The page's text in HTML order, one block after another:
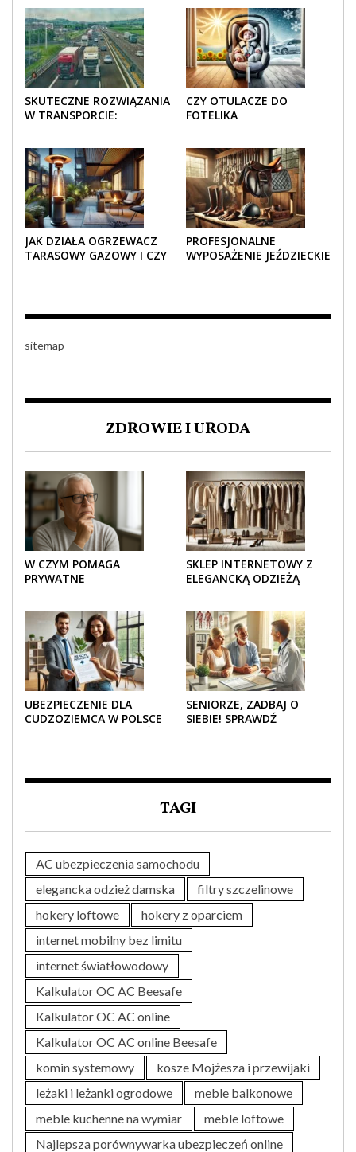
SKUTECZNE ROZWIĄZANIA
W TRANSPORCIE:
CZY OTULACZE DO
FOTELIKA
ZIMĄ?
JAK DZIAŁA OGRZEWACZ
TARASOWY GAZOWY I CZY
PROFESJONALNE
WYPOSAŻENIE JEŹDZIECKIE
sitemap
ZDROWIE I URODA
W CZYM POMAGA
PRYWATNE
SKLEP INTERNETOWY Z
ELEGANCKĄ ODZIEŻĄ
UBEZPIECZENIE DLA
CUDZOZIEMCA W POLSCE
SENIORZE, ZADBAJ O
SIEBIE! SPRAWDŹ
TAGI
AC ubezpieczenia samochodu
elegancka odzież damska
filtry szczelinowe
hokery loftowe
hokery z oparciem
internet mobilny bez limitu
internet światłowodowy
Kalkulator OC AC Beesafe
Kalkulator OC AC online
Kalkulator OC AC online Beesafe
komin systemowy
kosze Mojżesza i przewijaki
leżaki i leżanki ogrodowe
meble balkonowe
meble kuchenne na wymiar
meble loftowe
Najlepsza porównywarka ubezpieczeń online